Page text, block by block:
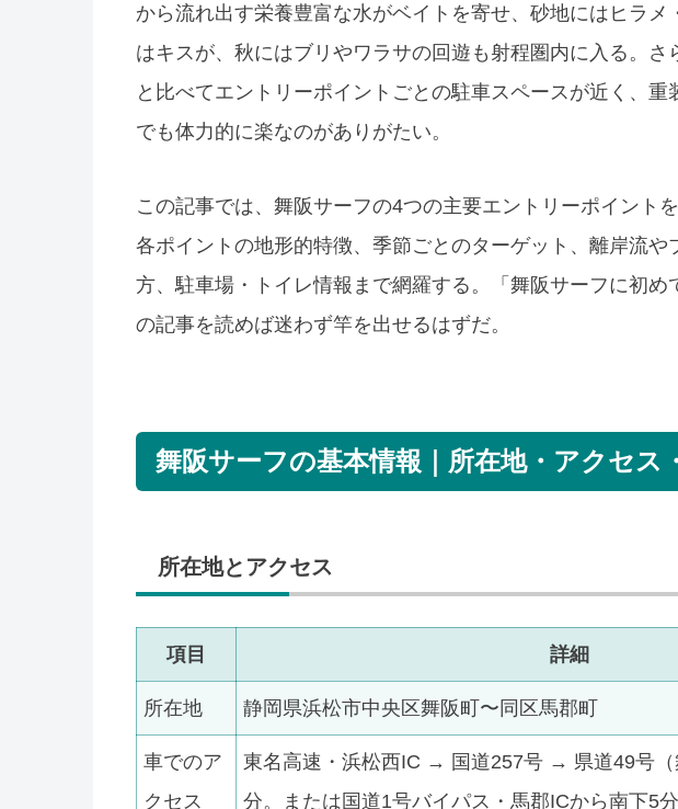
から流れ出す栄養豊富な水がベイトを寄せ、砂地にはヒラメ
はキスが、秋にはブリやワラサの回遊も射程圏内に入る。さ
と比べてエントリーポイントごとの駐車スペースが近く、重
でも体力的に楽なのがありがたい。
この記事では、舞阪サーフの4つの主要エントリーポイント
各ポイントの地形的特徴、季節ごとのターゲット、離岸流や
方、駐車場・トイレ情報まで網羅する。「舞阪サーフに初め
の記事を読めば迷わず竿を出せるはずだ。
舞阪サーフの基本情報｜所在地・アクセス
所在地とアクセス
項目 詳細
所在地 静岡県浜松市中央区舞阪町〜同区馬郡町
車でのア
クセス
東名高速・浜松西IC → 国道257号 → 県道49号（
分。または国道1号バイパス・馬郡ICから南下5分